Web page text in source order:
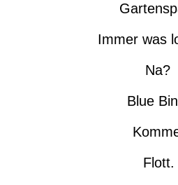
Immer was
Na?
Blue
Flott.